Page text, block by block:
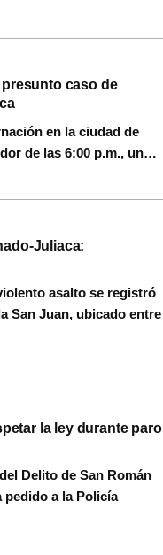
caso de
en la ciudad de
de las 6:00 p.m., un…
Juliaca:
asalto se registró
San Juan, ubicado entre
la ley durante paro
Delito de San Román
pedido a la Policía